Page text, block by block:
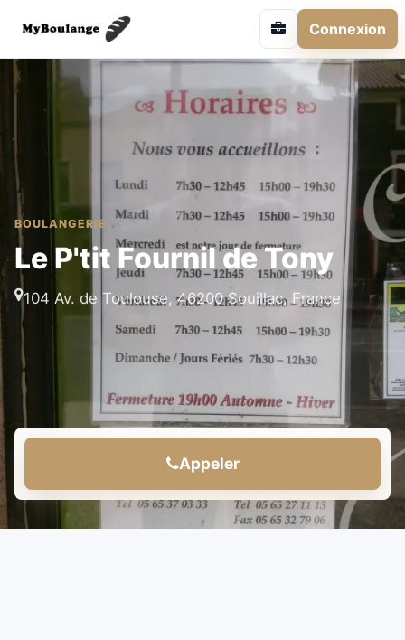
Connexion
BOULANGERIE
Le P'tit Fournil de Tony
104 Av. de Toulouse, 46200 Souillac, France
Appeler